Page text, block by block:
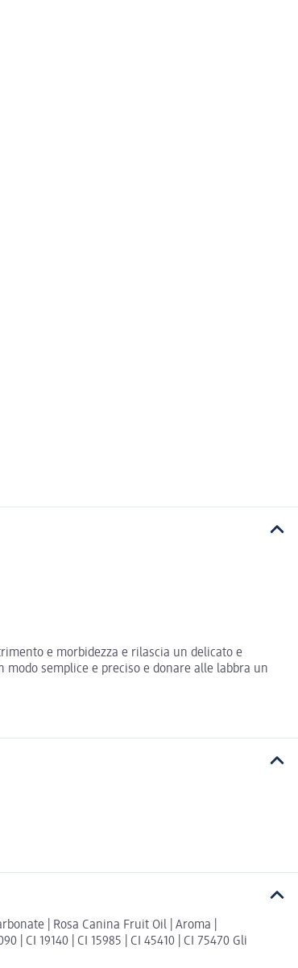
e morbidezza e rilascia un delicato e
semplice e preciso e donare alle labbra un
| Rosa Canina Fruit Oil | Aroma |
| CI 19140 | CI 15985 | CI 45410 | CI 75470 Gli